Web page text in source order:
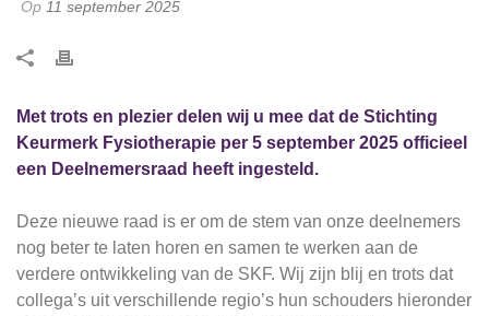
Op 11 september 2025
Met trots en plezier delen wij u mee dat de Stichting
Keurmerk Fysiotherapie per 5 september 2025 officieel
een Deelnemersraad heeft ingesteld.
Deze nieuwe raad is er om de stem van onze deelnemers
nog beter te laten horen en samen te werken aan de
verdere ontwikkeling van de SKF. Wij zijn blij en trots dat
collega’s uit verschillende regio’s hun schouders hieronder